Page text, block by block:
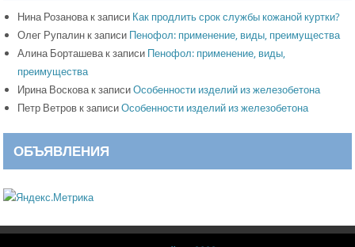
Нина Розановак записи Как продлить срок службы кожаной куртки?
Олег Рупалин к записи Пенофол: применение, виды, преимущества
Алина Борташевак записи Пенофол: применение, виды,
преимущества
Ирина Восковак записиОсобенности изделий из железобетона
Петр Ветров к записиОсобенности изделий из железобетона
ОБЪЯВЛЕНИЯ